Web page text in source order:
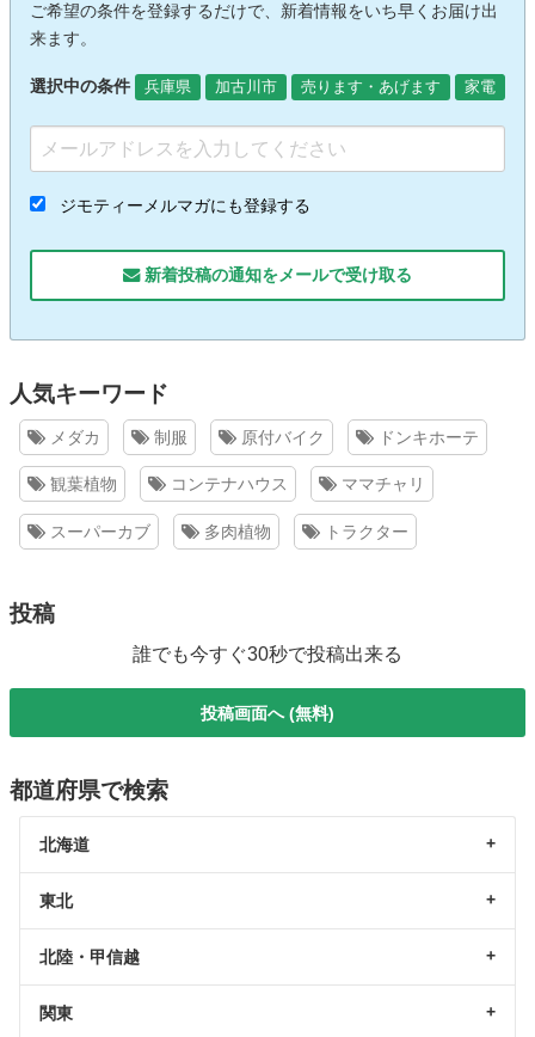
ご希望の条件を登録するだけで、新着情報をいち早くお届け出
来ます。
選択中の条件 兵庫県 加古川市 売ります・あげます 家電
ジモティーメルマガにも登録する
新着投稿の通知をメールで受け取る
人気キーワード
メダカ 制服 原付バイク ドンキホーテ
観葉植物 コンテナハウス ママチャリ
スーパーカブ 多肉植物 トラクター
投稿
誰でも今すぐ30秒で投稿出来る
投稿画面へ (無料)
都道府県で検索
北海道
東北
北陸・甲信越
関東